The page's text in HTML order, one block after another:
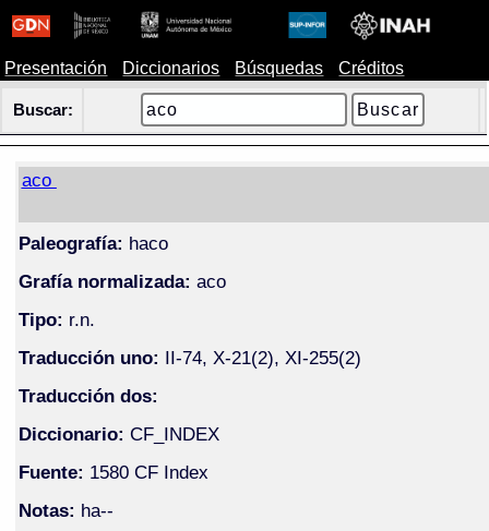
Presentación Diccionarios Búsquedas Créditos
Buscar:
aco
Paleografía: haco
Grafía normalizada: aco
Tipo: r.n.
Traducción uno: II-74, X-21(2), XI-255(2)
Traducción dos:
Diccionario: CF_INDEX
Fuente: 1580 CF Index
Notas: ha--